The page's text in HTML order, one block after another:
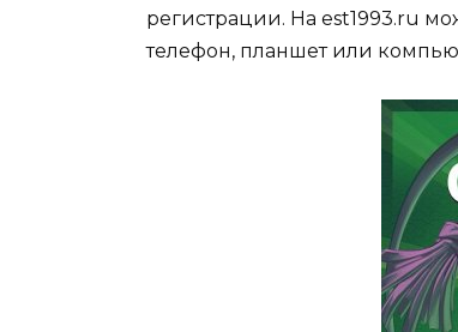
регистрации. На est1993.ru
телефон, планшет или